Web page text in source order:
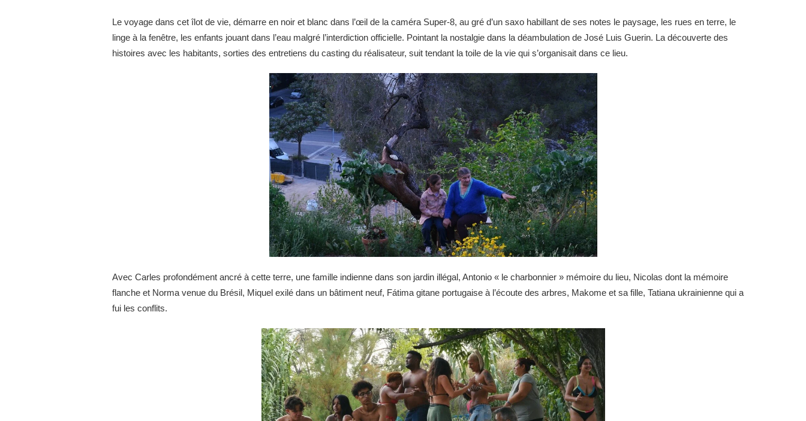
Le voyage dans cet îlot de vie, démarre en noir et blanc dans l’œil de la caméra Super-8, au gré d’un saxo habillant de ses notes le paysage, les rues en terre, le
linge à la fenêtre, les enfants jouant dans l’eau malgré l’interdiction officielle. Pointant la nostalgie dans la déambulation de José Luis Guerin. La découverte des
histoires avec les habitants, sorties des entretiens du casting du réalisateur, suit tendant la toile de la vie qui s’organisait dans ce lieu.
Avec Carles profondément ancré à cette terre, une famille indienne dans son jardin illégal, Antonio « le charbonnier » mémoire du lieu, Nicolas dont la mémoire
flanche et Norma venue du Brésil, Miquel exilé dans un bâtiment neuf, Fátima gitane portugaise à l’écoute des arbres, Makome et sa fille, Tatiana ukrainienne qui a
fui les conflits.